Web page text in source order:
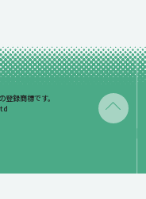
録商標です。